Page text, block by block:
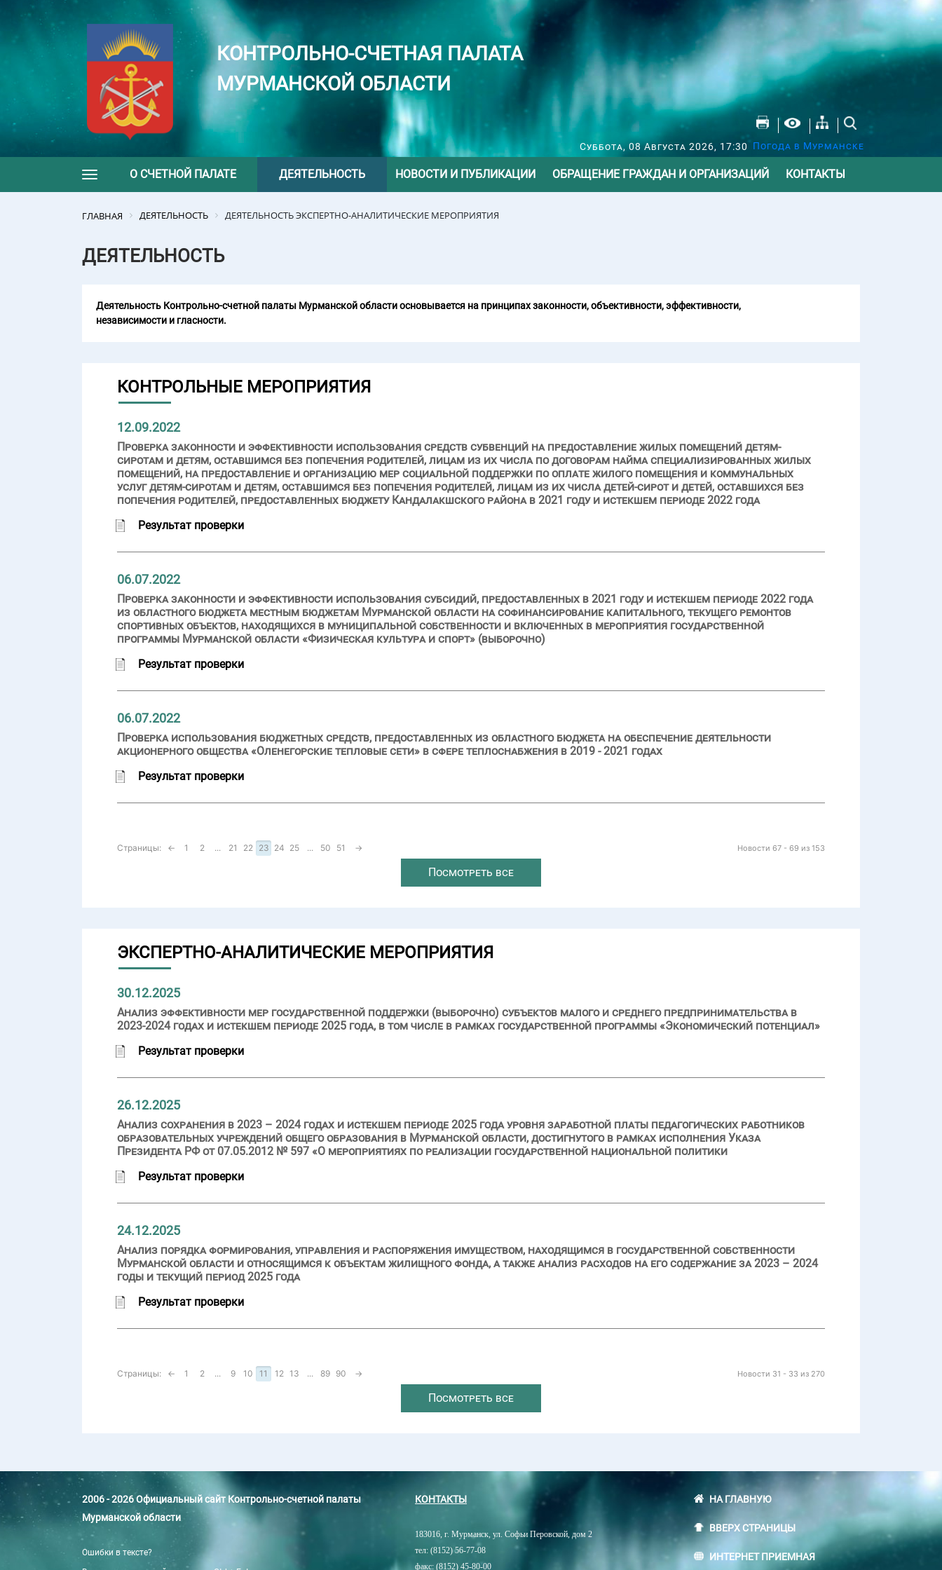
КОНТРОЛЬНО-СЧЕТНАЯ ПАЛАТА
МУРМАНСКОЙ ОБЛАСТИ
Суббота, 08 Августа 2026, 17:30 Погода в Мурманске
Toggle navigation
О СЧЕТНОЙ ПАЛАТЕ ДЕЯТЕЛЬНОСТЬ НОВОСТИ И ПУБЛИКАЦИИ ОБРАЩЕНИЕ ГРАЖДАН И ОРГАНИЗАЦИЙ КОНТАКТЫ
ГЛАВНАЯ ДЕЯТЕЛЬНОСТЬ ДЕЯТЕЛЬНОСТЬ ЭКСПЕРТНО-АНАЛИТИЧЕСКИЕ МЕРОПРИЯТИЯ
ДЕЯТЕЛЬНОСТЬ
Деятельность Контрольно-счетной палаты Мурманской области основывается на принципах законности, объективности, эффективности,
независимости и гласности.
КОНТРОЛЬНЫЕ МЕРОПРИЯТИЯ
12.09.2022
Проверка законности и эффективности использования средств субвенций на предоставление жилых помещений детям-
сиротам и детям, оставшимся без попечения родителей, лицам из их числа по договорам найма специализированных жилых
помещений, на предоставление и организацию мер социальной поддержки по оплате жилого помещения и коммунальных
услуг детям-сиротам и детям, оставшимся без попечения родителей, лицам из их числа детей-сирот и детей, оставшихся без
попечения родителей, предоставленных бюджету Кандалакшского района в 2021 году и истекшем периоде 2022 года
Результат проверки
06.07.2022
Проверка законности и эффективности использования субсидий, предоставленных в 2021 году и истекшем периоде 2022 года
из областного бюджета местным бюджетам Мурманской области на софинансирование капитального, текущего ремонтов
спортивных объектов, находящихся в муниципальной собственности и включенных в мероприятия государственной
программы Мурманской области «Физическая культура и спорт» (выборочно)
Результат проверки
06.07.2022
Проверка использования бюджетных средств, предоставленных из областного бюджета на обеспечение деятельности
акционерного общества «Оленегорские тепловые сети» в сфере теплоснабжения в 2019 - 2021 годах
Результат проверки
Новости 67 - 69 из 153
Страницы: ← 1 2 ... 21 22 23 24 25 ... 50 51 →
Посмотреть все
ЭКСПЕРТНО-АНАЛИТИЧЕСКИЕ МЕРОПРИЯТИЯ
30.12.2025
Анализ эффективности мер государственной поддержки (выборочно) субъектов малого и среднего предпринимательства в
2023-2024 годах и истекшем периоде 2025 года, в том числе в рамках государственной программы «Экономический потенциал»
Результат проверки
26.12.2025
Анализ сохранения в 2023 – 2024 годах и истекшем периоде 2025 года уровня заработной платы педагогических работников
образовательных учреждений общего образования в Мурманской области, достигнутого в рамках исполнения Указа
Президента РФ от 07.05.2012 № 597 «О мероприятиях по реализации государственной национальной политики
Результат проверки
24.12.2025
Анализ порядка формирования, управления и распоряжения имуществом, находящимся в государственной собственности
Мурманской области и относящимся к объектам жилищного фонда, а также анализ расходов на его содержание за 2023 – 2024
годы и текущий период 2025 года
Результат проверки
Новости 31 - 33 из 270
Страницы: ← 1 2 ... 9 10 11 12 13 ... 89 90 →
Посмотреть все
2006 - 2026 Официальный сайт Контрольно-счетной палаты
Мурманской области
Ошибки в тексте?
КОНТАКТЫ
183016, г. Мурманск, ул. Софьи Перовской, дом 2
тел: (8152) 56-77-08
факс: (8152) 45-80-00
НА ГЛАВНУЮ
ВВЕРХ СТРАНИЦЫ
ИНТЕРНЕТ ПРИЕМНАЯ